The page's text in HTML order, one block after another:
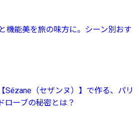
機能美を旅の味方に。シーン別おす
Sézane（セザンヌ）】で作る、パリ
ローブの秘密とは？